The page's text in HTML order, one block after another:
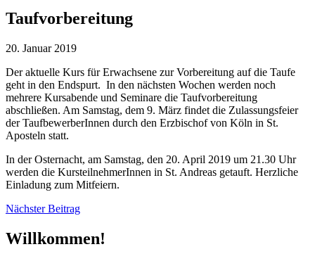
Taufvorbereitung
20. Januar 2019
Der aktuelle Kurs für Erwachsene zur Vorbereitung auf die Taufe
geht in den Endspurt. In den nächsten Wochen werden noch
mehrere Kursabende und Seminare die Taufvorbereitung
abschließen. Am Samstag, dem 9. März findet die Zulassungsfeier
der TaufbewerberInnen durch den Erzbischof von Köln in St.
Aposteln statt.
In der Osternacht, am Samstag, den 20. April 2019 um 21.30 Uhr
werden die KursteilnehmerInnen in St. Andreas getauft. Herzliche
Einladung zum Mitfeiern.
Nächster Beitrag
Willkommen!